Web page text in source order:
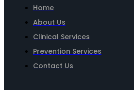
Home
About Us
Clinical Services
Prevention Services
Contact Us